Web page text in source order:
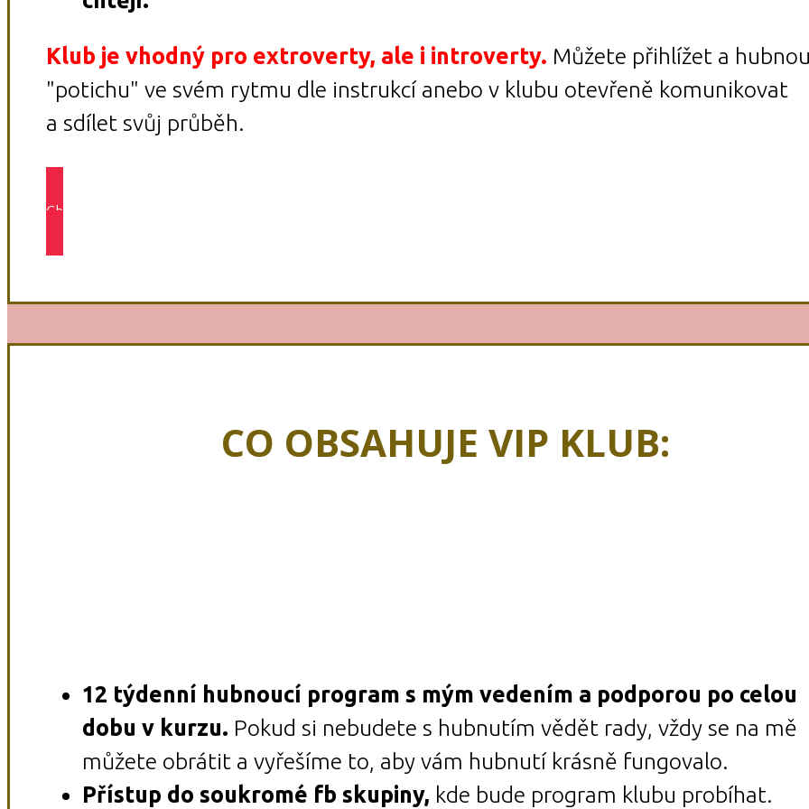
Klub je vhodný pro extroverty, ale i introverty. Můžete přihlížet a
"potichu" ve svém rytmu dle instrukcí anebo v klubu otevřeně komunikovat
a sdílet svůj průběh.
Chci do vip klubu na 12 týdnů >>
CO OBSAHUJE VIP KLUB:
12 týdenní hubnoucí program s mým vedením a podporou po celou
dobu v kurzu. Pokud si nebudete s hubnutím vědět rady, vždy se na mě
můžete obrátit a vyřešíme to, aby vám hubnutí krásně fungovalo.
Přístup do soukromé fb skupiny, kde bude program klubu probíhat.